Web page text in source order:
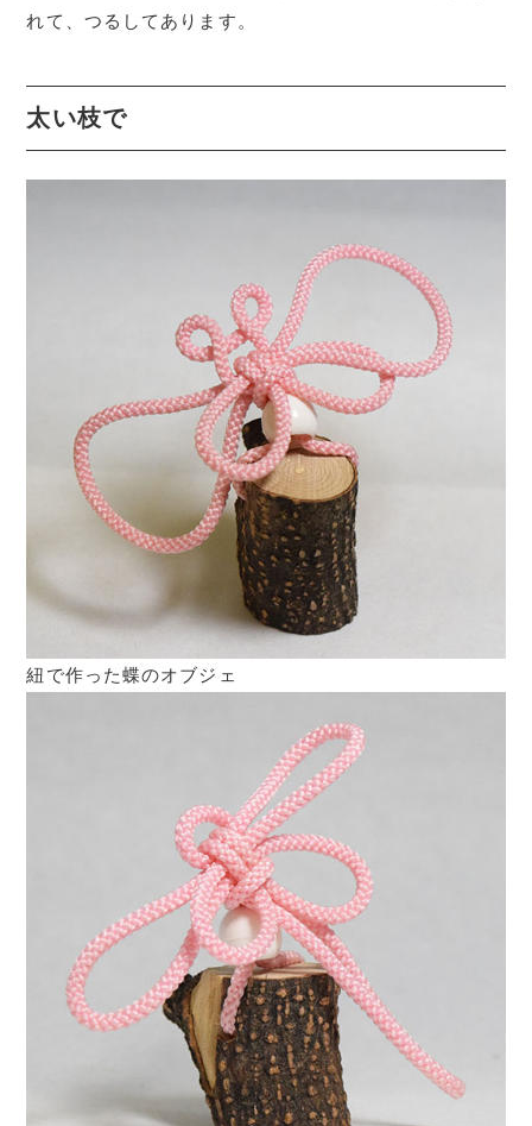
れて、つるしてあります。
太い枝で
紐で作った蝶のオブジェ